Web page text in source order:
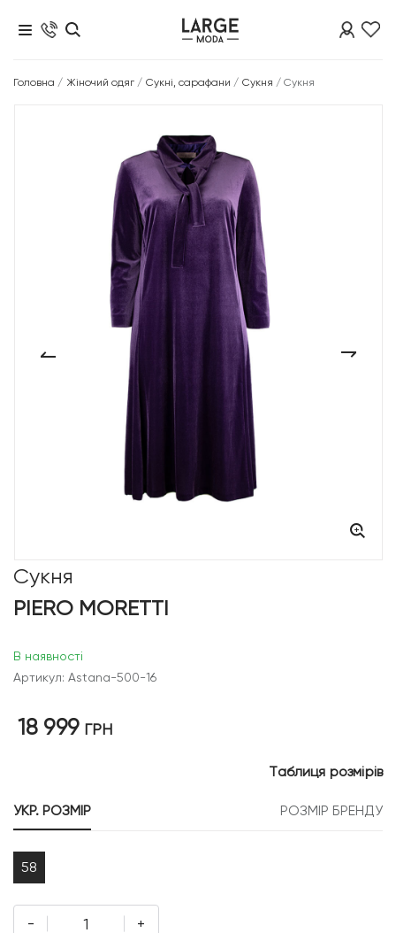
Головна / Жіночий одяг / Сукні, сарафани / Сукня /Сукня
Сукня
PIERO MORETTI
В наявності
Артикул: Astana-500-16
18 999 ГРН
УКР. РОЗМІР РОЗМІР БРЕНДУ
Таблиця розмірів
58
- +